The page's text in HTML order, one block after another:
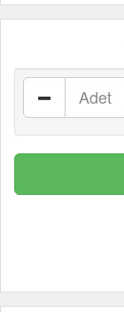
Adet